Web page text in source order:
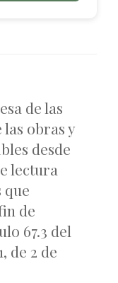
de las
obras y
desde
lectura
que
de
67.3 del
de 2 de